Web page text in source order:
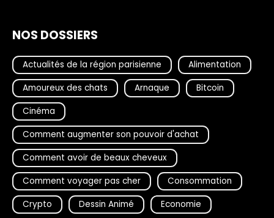
NOS DOSSIERS
Actualités de la région parisienne
Alimentation
Amoureux des chats
Arnaque
Bitcoin
Cinéma
Comment augmenter son pouvoir d'achat
Comment avoir de beaux cheveux
Comment voyager pas cher
Consommation
Crypto
Dessin Animé
Economie